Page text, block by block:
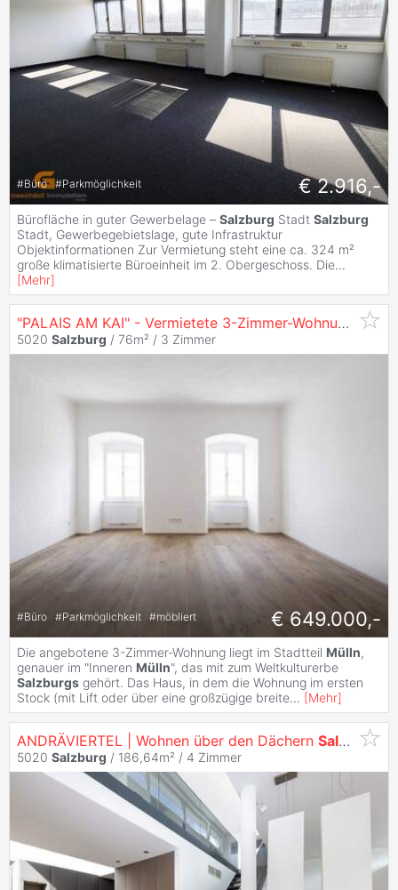
#Büro #Parkmöglichkeit € 2.916,-
Bürofläche in guter Gewerbelage – Salzburg Stadt Salzburg
Stadt, Gewerbegebietslage, gute Infrastruktur
Objektinformationen Zur Vermietung steht eine ca. 324 m²
große klimatisierte Büroeinheit im 2. Obergeschoss. Die...
[Mehr]
"PALAIS AM KAI" - Vermietete 3-Zimmer-Wohnung in unmittelbarer Nähe zur
5020 Salzburg / 76m² / 3 Zimmer
#Büro #Parkmöglichkeit #möbliert € 649.000,-
Die angebotene 3-Zimmer-Wohnung liegt im Stadtteil Mülln,
genauer im "Inneren Mülln", das mit zum Weltkulturerbe
Salzburgs gehört. Das Haus, in dem die Wohnung im ersten
Stock (mit Lift oder über eine großzügige breite... [Mehr]
ANDRÄVIERTEL | Wohnen über den Dächern Salzburgs
5020 Salzburg / 186,64m² / 4 Zimmer